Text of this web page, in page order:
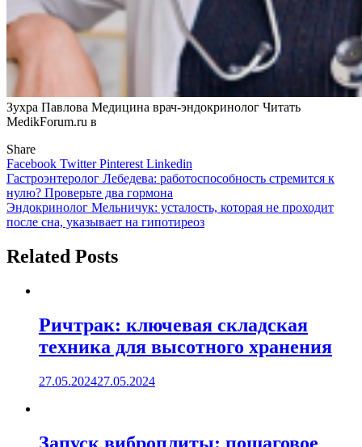
Зухра Павлова Медицина врач-эндокринолог Читать
MedikForum.ru в
Share
Facebook TwitterPinterest Linkedin
Навигация
по
записям
Гастроэнтеролог Лебедева: работоспособность стремится к
нулю? Проверьте два гормона
Эндокринолог Мельничук: усталость, которая не проходит
после сна, указывает на гипотиреоз
Related Posts
Ричтрак: ключевая складская
техника для высотного хранения
27.05.202427.05.2024
Запуск виброплиты: пошаговое